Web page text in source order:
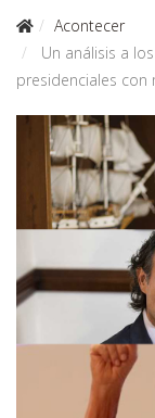
Acontecer
Un análisis a
presidenciales